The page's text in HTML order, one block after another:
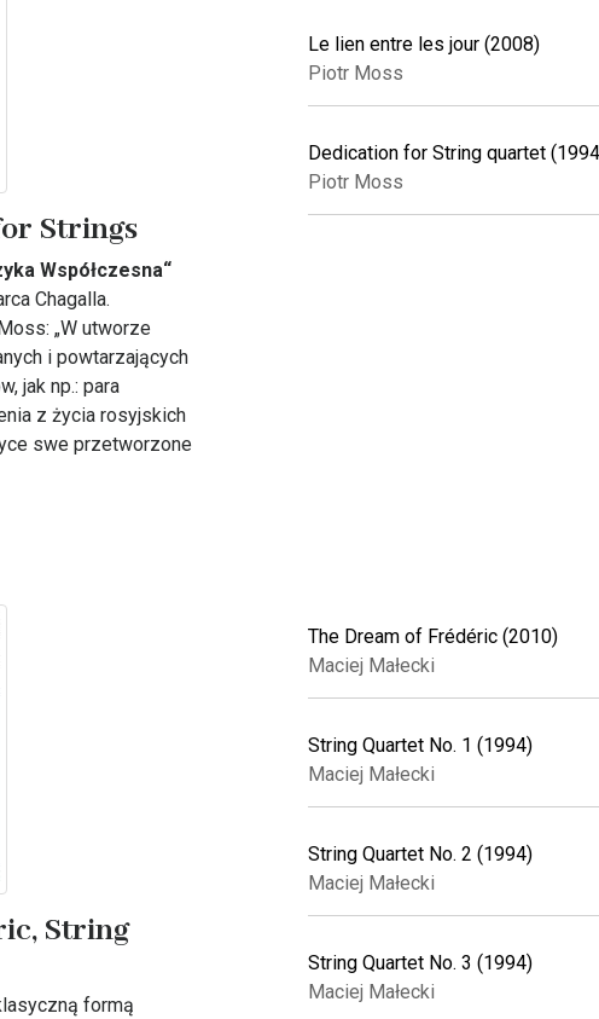
Strings
Współczesna“
Chagalla.
„W utworze
i powtarzających
jak np.: para
z życia rosyjskich
swe przetworzone
Le lien entre les jour (2008)
Piotr Moss
Dedication for String quartet
Piotr Moss
String
formą
The Dream of Frédéric (2010)
Maciej Małecki
String Quartet No. 1 (1994)
Maciej Małecki
String Quartet No. 2 (1994)
Maciej Małecki
String Quartet No. 3 (1994)
Maciej Małecki